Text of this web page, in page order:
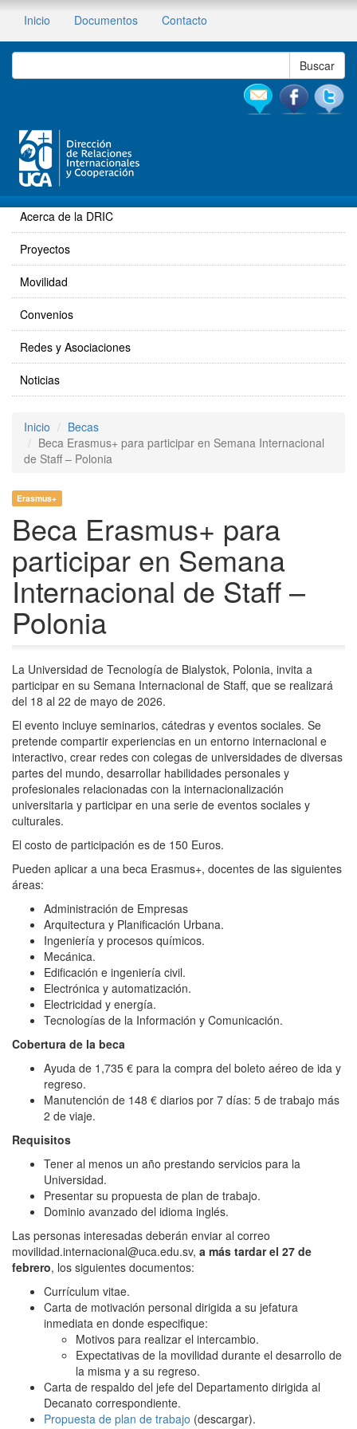
Inicio Documentos Contacto
Acerca de la DRIC
Proyectos
Movilidad
Convenios
Redes y Asociaciones
Noticias
Inicio
Becas
Beca Erasmus+ para participar en Semana Internacional
de Staff – Polonia
Erasmus+
Beca Erasmus+ para
participar en Semana
Internacional de Staff –
Polonia
La Universidad de Tecnología de Bialystok, Polonia, invita a
participar en su Semana Internacional de Staff, que se realizará
del 18 al 22 de mayo de 2026.
El evento incluye seminarios, cátedras y eventos sociales. Se
pretende compartir experiencias en un entorno internacional e
interactivo, crear redes con colegas de universidades de diversas
partes del mundo, desarrollar habilidades personales y
profesionales relacionadas con la internacionalización
universitaria y participar en una serie de eventos sociales y
culturales.
El costo de participación es de 150 Euros.
Pueden aplicar a una beca Erasmus+, docentes de las siguientes
áreas:
Administración de Empresas
Arquitectura y Planificación Urbana.
Ingeniería y procesos químicos.
Mecánica.
Edificación e ingeniería civil.
Electrónica y automatización.
Electricidad y energía.
Tecnologías de la Información y Comunicación.
Cobertura de la beca
Ayuda de 1,735 € para la compra del boleto aéreo de ida y
regreso.
Manutención de 148 € diarios por 7 días: 5 de trabajo más
2 de viaje.
Requisitos
Tener al menos un año prestando servicios para la
Universidad.
Presentar su propuesta de plan de trabajo.
Dominio avanzado del idioma inglés.
Las personas interesadas deberán enviar al correo
movilidad.internacional@uca.edu.sv, a más tardar el 27 de
febrero, los siguientes documentos:
Currículum vitae.
Carta de motivación personal dirigida a su jefatura
inmediata en donde especifique:
Motivos para realizar el intercambio.
Expectativas de la movilidad durante el desarrollo de
la misma y a su regreso.
Carta de respaldo del jefe del Departamento dirigida al
Decanato correspondiente.
Propuesta de plan de trabajo (descargar).